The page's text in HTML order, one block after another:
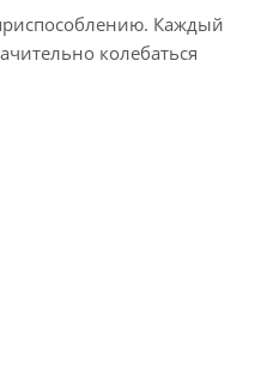
Каждый
колебаться